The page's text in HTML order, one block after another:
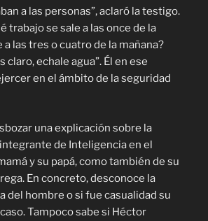
a las personas”, aclaró la testigo.
trabajo se sale a las once de la
a las tres o cuatro de la mañana?
claro, echale agua”. Él en ese
en el ámbito de la seguridad
una explicación sobre la
de Inteligencia en el
y su papá, como también de su
En concreto, desconoce la
del hombre o si fue casualidad su
Tampoco sabe si Héctor